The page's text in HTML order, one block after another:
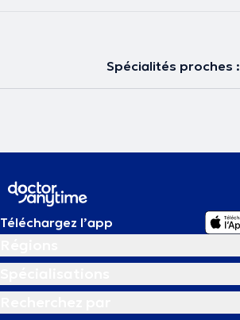
Spécialités proches :
Téléchargez l’app